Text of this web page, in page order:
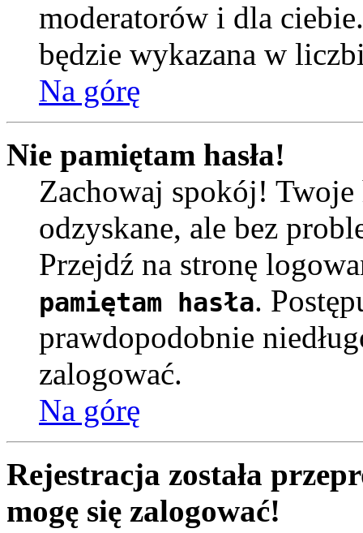
moderatorów i dla
będzie wykazana w
Na górę
Nie pamiętam hasła!
Zachowaj spokój! Twoje
odzyskane, ale bez
Przejdź na stronę
pamiętam hasła.
prawdopodobnie
zalogować.
Na górę
Rejestracja została
mogę się zalogować!